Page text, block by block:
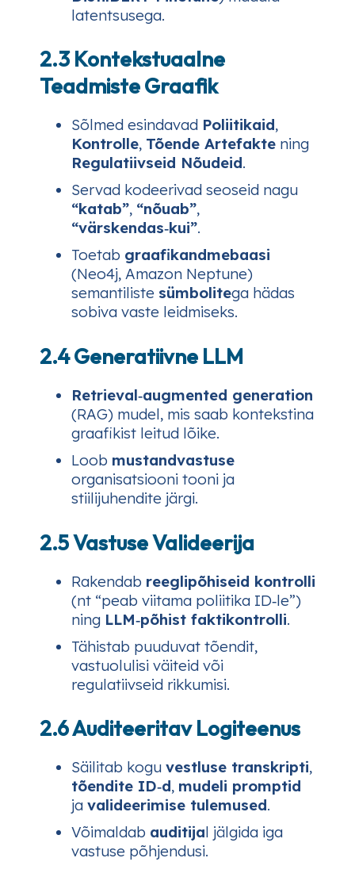
latentsusega.
2.3 Kontekstuaalne
Teadmiste Graafik
Sõlmed esindavad Poliitikaid,
Kontrolle, Tõende Artefakte ning
Regulatiivseid Nõudeid.
Servad kodeerivad seoseid nagu
“katab”, “nõuab”,
“värskendas‑kui”.
Toetab graafikandmebaasi
(Neo4j, Amazon Neptune)
semantiliste sümbolitega hädas
sobiva vaste leidmiseks.
2.4 Generatiivne LLM
Retrieval‑augmented generation
(RAG) mudel, mis saab kontekstina
graafikist leitud lõike.
Loob mustandvastuse
organisatsiooni tooni ja
stiilijuhendite järgi.
2.5 Vastuse Valideerija
Rakendab reeglipõhiseid kontrolli
(nt “peab viitama poliitika ID‑le”)
ning LLM‑põhist faktikontrolli.
Tähistab puuduvat tõendit,
vastuolulisi väiteid või
regulatiivseid rikkumisi.
2.6 Auditeeritav Logiteenus
Säilitab kogu vestluse transkripti,
tõendite ID‑d, mudeli promptid
ja valideerimise tulemused.
Võimaldab auditijal jälgida iga
vastuse põhjendusi.